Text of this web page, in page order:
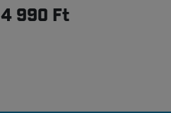
4 990 Ft